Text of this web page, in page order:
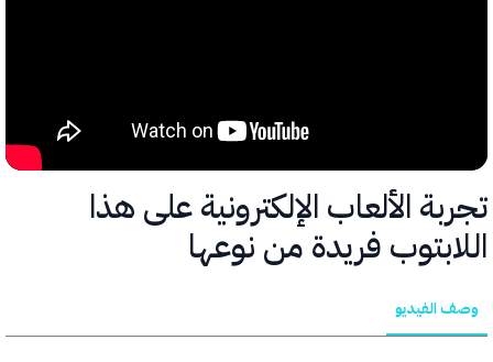
الألعاب الإلكترونية على هذا
فريدة من نوعها